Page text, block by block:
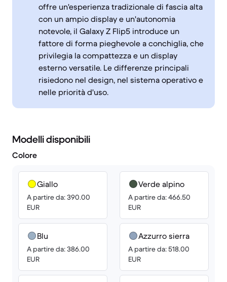
offre un'esperienza tradizionale di fascia alta
con un ampio display e un'autonomia
notevole, il Galaxy Z Flip5 introduce un
fattore di forma pieghevole a conchiglia, che
privilegia la compattezza e un display
esterno versatile. Le differenze principali
risiedono nel design, nel sistema operativo e
nelle priorità d'uso.
Modelli disponibili
Colore
Giallo
A partire da: 390.00
EUR
Blu
A partire da: 386.00
EUR
Verde alpino
A partire da: 466.50
EUR
Azzurro sierra
A partire da: 518.00
EUR